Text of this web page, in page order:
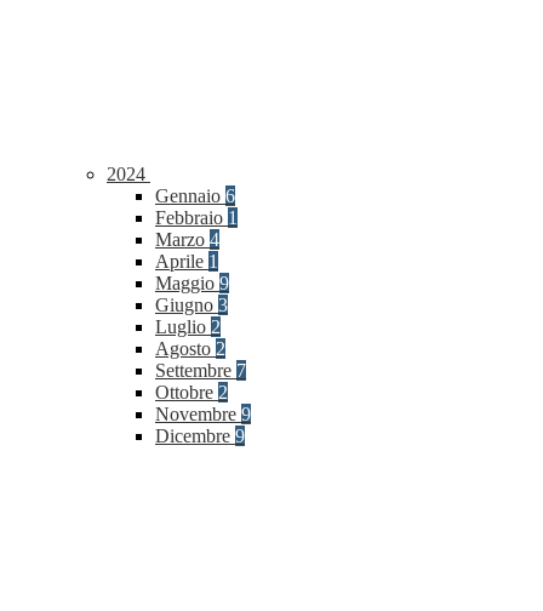
2024
Gennaio 6
Febbraio 1
Marzo 4
Aprile 1
Maggio 9
Giugno 3
Luglio 2
Agosto 2
Settembre 7
Ottobre 2
Novembre 9
Dicembre 9